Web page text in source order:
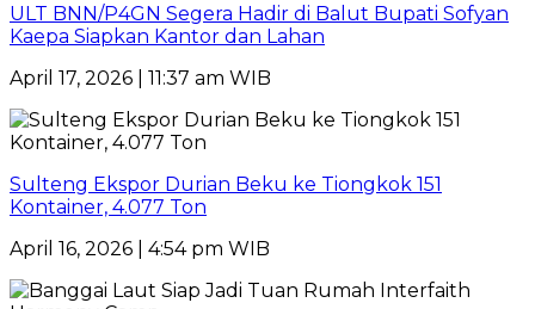
ULT BNN/P4GN Segera Hadir di Balut Bupati Sofyan
Kaepa Siapkan Kantor dan Lahan
April 17, 2026 | 11:37 am WIB
Sulteng Ekspor Durian Beku ke Tiongkok 151
Kontainer, 4.077 Ton
April 16, 2026 | 4:54 pm WIB